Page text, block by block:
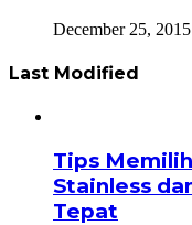
December 25, 2015
Last Modified
Tips
Stainless
Tepat